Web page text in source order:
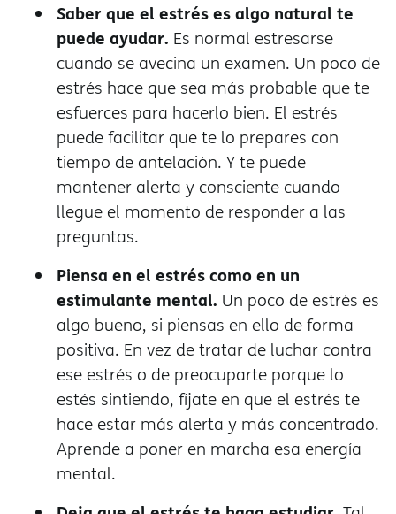
Saber que el estrés es algo natural te
puede ayudar. Es normal estresarse
cuando se avecina un examen. Un poco de
estrés hace que sea más probable que te
esfuerces para hacerlo bien. El estrés
puede facilitar que te lo prepares con
tiempo de antelación. Y te puede
mantener alerta y consciente cuando
llegue el momento de responder a las
preguntas.
Piensa en el estrés como en un
estimulante mental. Un poco de estrés es
algo bueno, si piensas en ello de forma
positiva. En vez de tratar de luchar contra
ese estrés o de preocuparte porque lo
estés sintiendo, fíjate en que el estrés te
hace estar más alerta y más concentrado.
Aprende a poner en marcha esa energía
mental.